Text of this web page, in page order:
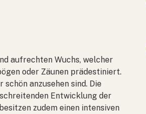
aufrechten Wuchs, welcher
oder Zäunen prädestiniert.
anzusehen sind. Die
Entwicklung der
zudem einen intensiven